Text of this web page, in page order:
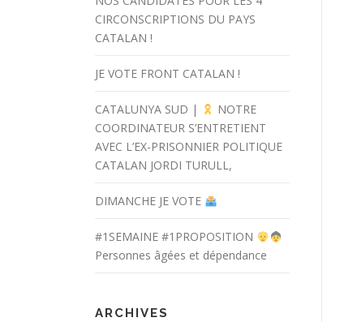
CIRCONSCRIPTIONS DU PAYS
CATALAN !
JE VOTE FRONT CATALAN !
CATALUNYA SUD |
NOTRE
COORDINATEUR S’ENTRETIENT
AVEC L’EX-PRISONNIER POLITIQUE
CATALAN JORDI TURULL,
DIMANCHE JE VOTE
#1SEMAINE #1PROPOSITION
Personnes âgées et dépendance
ARCHIVES